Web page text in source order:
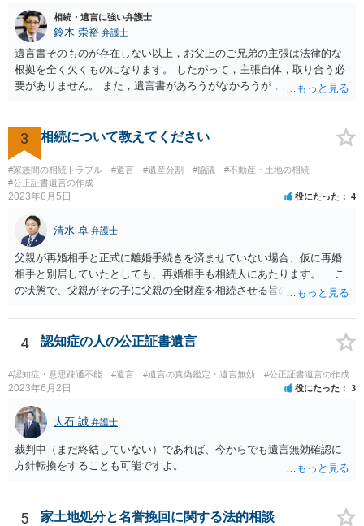
相続・遺言に強い弁護士
鈴木 崇裕 弁護士
遺言書そのものが存在しない以上，お父上のご兄弟の主張は法律的な
根拠を全く欠くものになります。 したがって，主張自体，取り合う必
要がありません。 また，遺言書があろうがなかろうが，お父上のご兄
ご回答にもありますが， 代理人弁護士をたてて，その弁護士から相手
方に対して， ・相続に関する主張は法的根拠がなく，一切応じないこ
と ・今後一切の連絡をしてこないでほしいこと ・連絡を継続してくる
ようであれば警察への通報や法的措置も辞さないこと などを記載した
書面を発送してもらうことがよろしいように思います。
3 相続について教えてください
#家族間の相続トラブル #遺言 #遺産分割 #協議
#不動産・土地の相続
#公正証書遺言の作成
2023年8月5日 役にたった 4
清水 卓 弁護士
父親が再婚相手と正式に離婚手続きを済ませていない場合、仮に再婚
相手と別居していたとしても、再婚相手も相続人にあたります。 こ
の状態で、父親がその子に父親の全財産を相続させる旨の公正証書遺
が、再婚相手の遺留分を侵害しているため、再婚相手から相続人
（子）に対して遺留分侵害額請求権が行使される可能性があります。
お悩みのようであれば、問題の当事者であるお父様本人がお住まい
の地域等の弁護士に直接相談してみるのが望ましいように思います。
【参考】民法 （遺留分侵害額の請求） 第千四十六条 遺留分権利者及
びその承継人は、受遺者（特定財産承継遺言により財産を承継し又は
相続分の指定を受けた相続人を含む。以下この章において同じ。）又
は受贈者に対し、遺留分侵害額に相当する金銭の支払を請求すること
ができる。
4 認知症の人の公正証書遺言
#認知症・意思疎通不能 #遺言 #遺言の真偽鑑定・遺言無効 #公正証書遺言の作成
2023年6月2日 役にたった 3
大石 誠 弁護士
裁判中（まだ終結していない）であれば、今からでも遺言無効確認に
方針転換をすることも可能ですよ。
5 家土地処分と名誉挽回に関する法的相談